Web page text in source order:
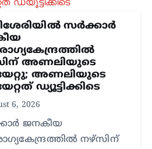
സര്‍ക്കാര്‍
അണലിയുടെ
അണലിയുടെ
ഡ്യൂട്ടിക്കിടെ
6, 2026
ജനകീയ
നഴ്സിന്